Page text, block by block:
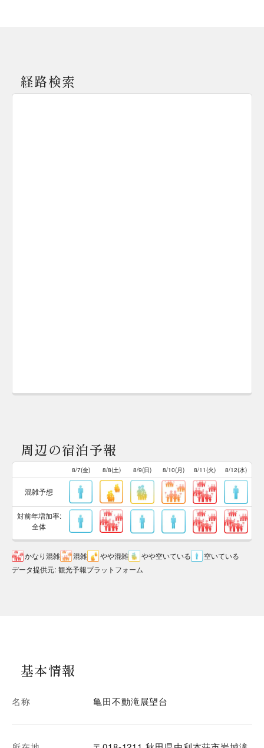
経路検索
周辺の宿泊予報
8/7(金) 8/8(土) 8/9(日) 8/10(月) 8/11(火) 8/12(水)
混雑予想
対前年増加率:
全体
かなり混雑 混雑 やや混雑 やや空いている
空いている
データ提供元: 観光予報プラットフォーム
基本情報
名称 亀田不動滝展望台